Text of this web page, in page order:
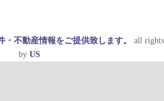
・不動産情報をご提供致します。
all rights
by US